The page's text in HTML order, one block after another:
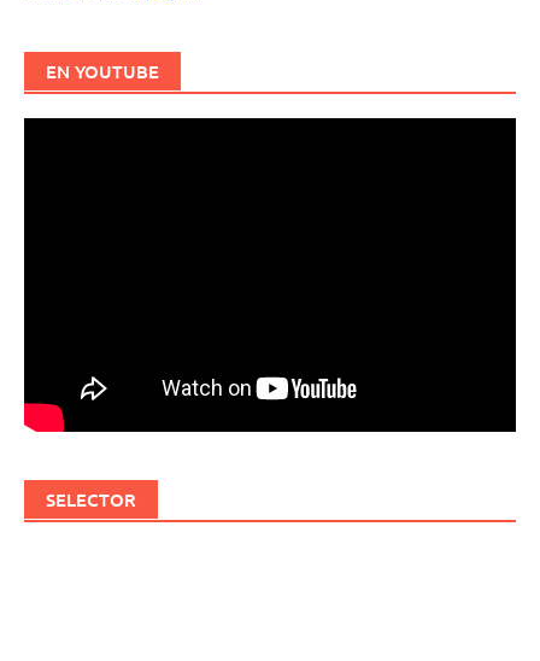
EN YOUTUBE
SELECTOR